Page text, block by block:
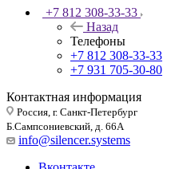
+7 812 308-33-33
Назад
Телефоны
+7 812 308-33-33
+7 931 705-30-80
Контактная информация
Россия, г. Санкт-Петербург
Б.Сампсониевский, д. 66А
info@silencer.systems